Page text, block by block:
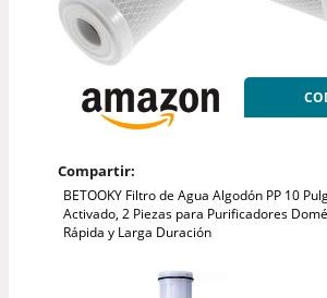
Compartir:
BETOOKY Filtro de Agua Algodón PP 10
Activado, 2 Piezas para Purificadores
Rápida y Larga Duración